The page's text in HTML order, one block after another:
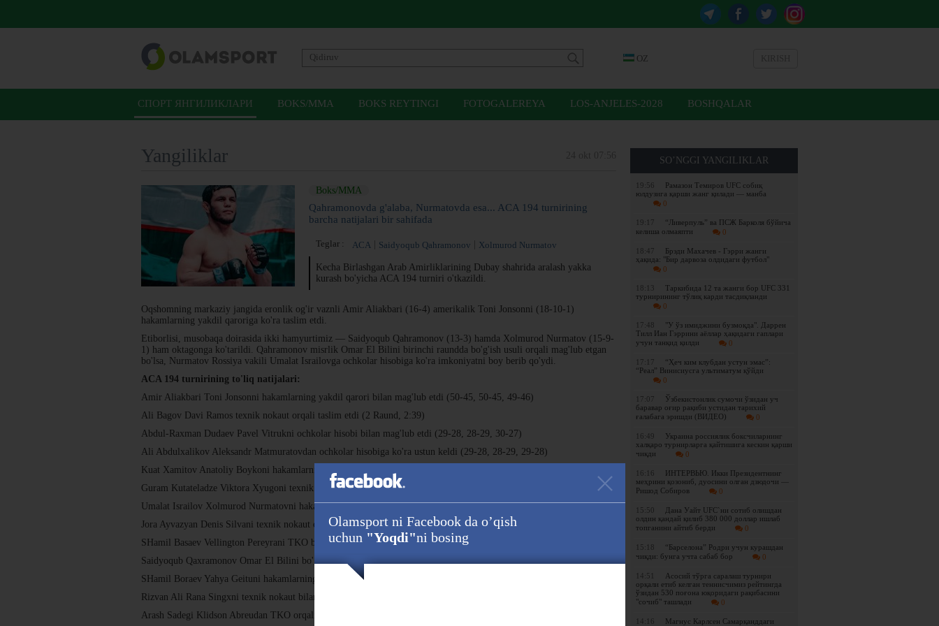
OZ
СПОРТ ЯНГИЛИКЛАРИ BOKS/MMA BOKS REYTINGI FOTOGALEREYA LOS-ANJELES-2028 BOSHQALAR
SO’NGGI YANGILIKLAR
19:56
Рамазон Темиров UFC собиқ
юлдузига қарши жанг қилади — манба
0
19:17
“Ливерпуль” ва ПСЖ Барколя бўйича
келиша олмаяпти
0
18:47
Брэди Махачев - Гэрри жанги
ҳақида: "Бир дарвоза олдидаги футбол"
0
18:13
Таркибида 12 та жанги бор UFC 331
турнирининг тўлиқ карди тасдиқланди
0
17:48
"У ўз имиджини бузмоқда". Даррен
Тилл Иан Гэррини аёллар ҳақидаги гаплари
учун танқид қилди
0
17:17
“Ҳеч ким клубдан устун эмас”:
“Реал” Винисиусга ультиматум қўйди
0
17:07
Ўзбекистонлик сумочи ўзидан уч
баравар оғир рақиби устидан тарихий
ғалабага эришди (ВИДЕО)
0
16:49
Украина россиялик боксчиларнинг
халқаро турнирларга қайтишига кескин қарши
чиқди
0
16:16
ИНТЕРВЬЮ. Икки Президентнинг
меҳрини қозониб, дуосини олган дзюдочи —
Ришод Собиров
0
15:50
Дана Уайт UFC`ни сотиб олишдан
олдин қандай қилиб 380 000 доллар ишлаб
топганини айтиб берди
0
15:18
“Барселона” Родри учун курашдан
чиқди: бунга учта сабаб бор
0
14:51
Асосий тўрга саралаш турнири
орқали етиб келган теннисчимиз рейтингда
ўзидан 530 поғона юқоридаги рақибасини
"сочиб" ташлади
0
14:16
Магнус Карлсен Самарқанддаги
Yangiliklar
Boks/MMA
Qahramonovda g'alaba, Nurmatovda esa... ACA 194 turnirining
barcha natijalari bir sahifada
Teglar : ACA Saidyoqub Qahramonov Xolmurod Nurmatov
Kecha Birlashgan Arab Amirliklarining Dubay shahrida aralash yakka
kurash bo'yicha ACA 194 turniri o'tkazildi.
Oqshomning markaziy jangida eronlik og'ir vaznli Amir Aliakbari (16-4) amerikalik Toni Jonsonni (18-10-1)
hakamlarning yakdil qaroriga ko'ra taslim etdi.
Etiborlisi, musobaqa doirasida ikki hamyurtimiz — Saidyoqub Qahramonov (13-3) hamda Xolmurod Nurmatov (15-9-
1) ham oktagonga ko'tarildi. Qahramonov misrlik Omar El Bilini birinchi raundda bo'g'ish usuli orqali mag'lub etgan
bo'lsa, Nurmatov Rossiya vakili Umalat Israilovga ochkolar hisobiga ko'ra imkoniyatni boy berib qo'ydi.
ACA 194 turnirining to'liq natijalari:
Amir Aliakbari Toni Jonsonni hakamlarning yakdil qarori bilan mag'lub etdi (50-45, 50-45, 49-46)
Ali Bagov Davi Ramos texnik nokaut orqali taslim etdi (2 Raund, 2:39)
Abdul-Raxman Dudaev Pavel Vitrukni ochkolar hisobi bilan mag'lub etdi (29-28, 28-29, 30-27)
Ali Abdulxalikov Aleksandr Matmuratovdan ochkolar hisobiga ko'ra ustun keldi (29-28, 28-29, 29-28)
Kuat Xamitov Anatoliy Boykoni hakamlarning yakdil qarori bilan mag'lub etdi (29-28, 29-28, 29-28)
Guram Kutateladze Viktora Xyugoni texnik nokaut bilan engdi (1 Raund, 2:44)
Umalat Israilov Xolmurod Nurmatovni hakamlarning yakdil qarori bilan engdi (29-28, 29-28, 29-28)
Jora Ayvazyan Denis Silvani texnik nokaut orqali taslim qildi (2 Raund, 0:29)
SHamil Basaev Vellington Pereyrani TKO bilan engdi (2 Raund, 4:38)
Saidyoqub Qaxramonov Omar El Bilini bo'g'ish usuli orqali mag'lubiyatga uchratdi (1 Raund, 4:13)
SHamil Boraev Yahya Geituni hakamlarning yakdil qarori ila engdi (30-27, 30-26, 30-26)
Rizvan Ali Rana Singxni texnik nokaut bilan mag'lub etdi (1 Raund, 3:21)
Arash Sadegi Klidson Abreudan TKO orqali ustun keldi (2 Raund, 3:32).
Olamsport ni Facebook da o’qish
uchun "Yoqdi"ni bosing